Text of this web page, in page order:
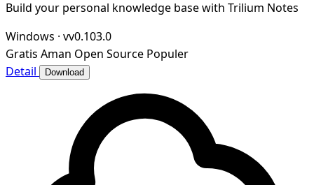
Build your personal knowledge base with Trilium Notes
Windows · vv0.103.0
Gratis Aman Open Source Populer
Detail
Download